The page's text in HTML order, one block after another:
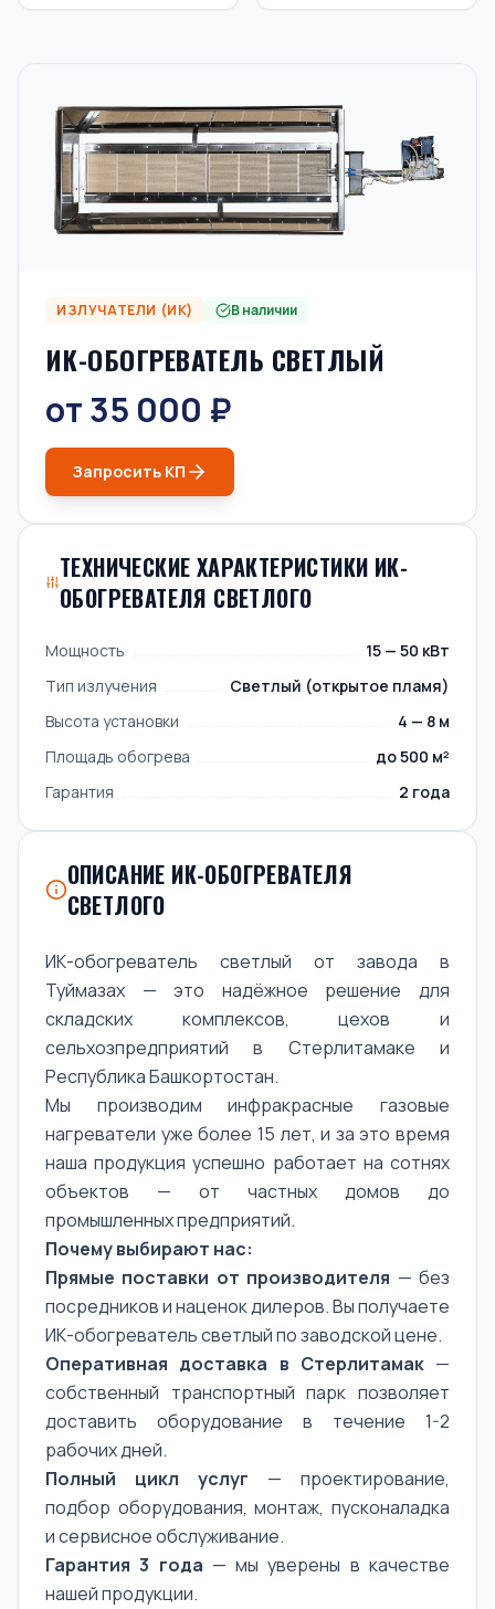
ИЗЛУЧАТЕЛИ (ИК) В наличии
ИК-ОБОГРЕВАТЕЛЬ СВЕТЛЫЙ
от 35 000 ₽
Запросить КП
ТЕХНИЧЕСКИЕ ХАРАКТЕРИСТИКИ ИК-
ОБОГРЕВАТЕЛЯ СВЕТЛОГО
Мощность
15 — 50 кВт
Тип излучения
Светлый (открытое пламя)
Высота установки
4 — 8 м
Площадь обогрева
до 500 м²
Гарантия
2 года
ОПИСАНИЕ ИК-ОБОГРЕВАТЕЛЯ
СВЕТЛОГО
ИК-обогреватель светлый от завода в
Туймазах — это надёжное решение для
складских комплексов, цехов и
сельхозпредприятий в Стерлитамаке и
Республика Башкортостан.
Мы производим инфракрасные газовые
нагреватели уже более 15 лет, и за это время
наша продукция успешно работает на сотнях
объектов — от частных домов до
промышленных предприятий.
Почему выбирают нас:
Прямые поставки от производителя — без
посредников и наценок дилеров. Вы получаете
ИК-обогреватель светлый по заводской цене.
Оперативная доставка в Стерлитамак—
собственный транспортный парк позволяет
доставить оборудование в течение 1-2
рабочих дней.
Полный цикл услуг — проектирование,
подбор оборудования, монтаж, пусконаладка
и сервисное обслуживание.
Гарантия 3 года — мы уверены в качестве
нашей продукции.